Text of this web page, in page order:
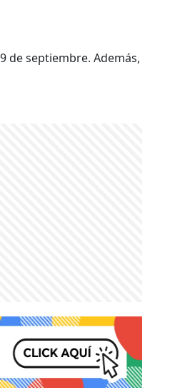
de septiembre. Además,